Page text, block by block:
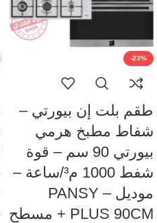
-23%
طقم بلت إن بيورتي –
شفاط مطبخ هرمي
بيورتي 90 سم – قوة
شفط 1000 م³/ساعة –
موديل – PANSY
PLUS 90CM + مسطح